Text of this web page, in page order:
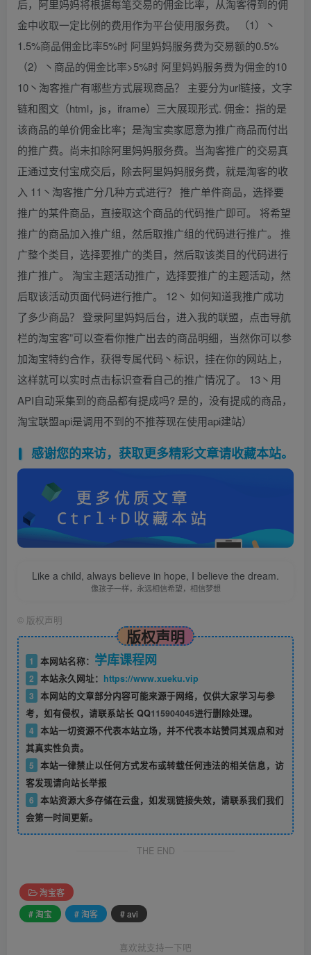
后，阿里妈妈将根据每笔交易的佣金比率，从淘客得到的佣
金中收取一定比例的费用作为平台使用服务费。 （1）丶
1.5%商品佣金比率5%时 阿里妈妈服务费为交易额的0.5%
（2）丶商品的佣金比率>5%时 阿里妈妈服务费为佣金的10
10丶淘客推广有哪些方式展现商品？ 主要分为url链接，文字
链和图文（html，js，iframe）三大展现形式. 佣金：指的是
该商品的单价佣金比率；是淘宝卖家愿意为推广商品而付出
的推广费。尚未扣除阿里妈妈服务费。当淘客推广的交易真
正通过支付宝成交后，除去阿里妈妈服务费，就是淘客的收
入 11丶淘客推广分几种方式进行？ 推广单件商品，选择要
推广的某件商品，直接取这个商品的代码推广即可。 将希望
推广的商品加入推广组，然后取推广组的代码进行推广。 推
广整个类目，选择要推广的类目，然后取该类目的代码进行
推广推广。 淘宝主题活动推广，选择要推广的主题活动，然
后取该活动页面代码进行推广。 12丶 如何知道我推广成功
了多少商品？ 登录阿里妈妈后台，进入我的联盟，点击导航
栏的淘宝客”可以查看你推广出去的商品明细，当然你可以参
加淘宝特约合作，获得专属代码丶标识，挂在你的网站上，
这样就可以实时点击标识查看自己的推广情况了。 13丶用
API自动采集到的商品都有提成吗? 是的，没有提成的商品，
淘宝联盟api是调用不到的不推荐现在使用api建站）
感谢您的来访，获取更多精彩文章请收藏本站。
Like a child, always believe in hope, I believe the dream.
像孩子一样，永远相信希望，相信梦想
© 版权声明
版权声明
1 本网站名称： 学库课程网
2 本站永久网址： https://www.xueku.vip
3 本网站的文章部分内容可能来源于网络，仅供大家学习与参
考，如有侵权，请联系站长 QQ115904045进行删除处理。
4 本站一切资源不代表本站立场，并不代表本站赞同其观点和对
其真实性负责。
5 本站一律禁止以任何方式发布或转载任何违法的相关信息，访
客发现请向站长举报
6 本站资源大多存储在云盘，如发现链接失效，请联系我们我们
会第一时间更新。
THE END
淘宝客
# 淘宝
# 淘客 # avi
喜欢就支持一下吧